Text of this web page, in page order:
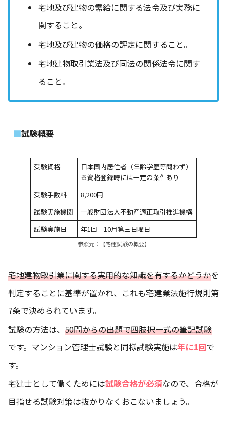
宅地及び建物の需給に関する法令及び実務に
関すること。
宅地及び建物の価格の評定に関すること。
宅地建物取引業法及び同法の関係法令に関す
ること。
試験概要
受験資格
日本国内居住者（年齢学歴等問わず）
※資格登録時には一定の条件あり
受験手数料
8,200円
試験実施機関
一般財団法人不動産適正取引推進機構
試験実施日
年1回 10月第三日曜日
参照元： 【宅建試験の概要】
宅地建物取引業に関する実用的な知識を有するかどうかを
判定することに基準が置かれ、これも宅建業法施行規則第
7条で決められています。
試験の方法は、 50問からの出題で四肢択一式の筆記試験
です。マンション管理士試験と同様試験実施は年に1回で
す。
宅建士として働くためには試験合格が必須なので、合格が
目指せる試験対策は抜かりなくおこないましょう。